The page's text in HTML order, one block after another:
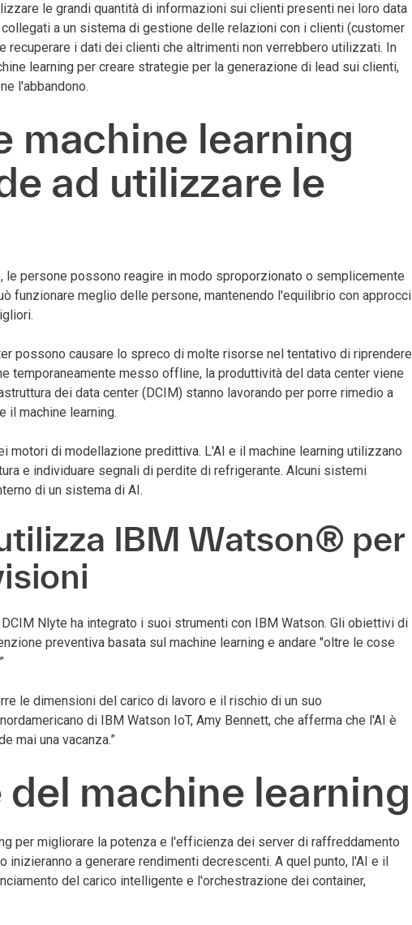
le grandi quantità di informazioni sui clienti presenti nei loro data
a un sistema di gestione delle relazioni con i clienti (customer
recuperare i dati dei clienti che altrimenti non verrebbero utilizzati. In
learning per creare strategie per la generazione di lead sui clienti,
l'abbandono.
machine learning
ad utilizzare le
le persone possono reagire in modo sproporzionato o semplicemente
funzionare meglio delle persone, mantenendo l'equilibrio con approcci
possono causare lo spreco di molte risorse nel tentativo di riprendere
temporaneamente messo offline, la produttività del data center viene
dei data center (DCIM) stanno lavorando per porre rimedio a
il machine learning.
di modellazione predittiva. L'AI e il machine learning utilizzano
e individuare segnali di perdite di refrigerante. Alcuni sistemi
di un sistema di AI.
IBM Watson® per
Nlyte ha integrato i suoi strumenti con IBM Watson. Gli obiettivi di
preventiva basata sul machine learning e andare "oltre le cose
le dimensioni del carico di lavoro e il rischio di un suo
di IBM Watson IoT, Amy Bennett, che afferma che l'AI è
mai una vacanza.”
machine learning
per migliorare la potenza e l'efficienza dei server di raffreddamento
inizieranno a generare rendimenti decrescenti. A quel punto, l'AI e il
del carico intelligente e l'orchestrazione dei container,